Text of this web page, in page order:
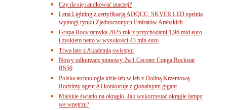
Czy da się randkować inaczej?
Lena Lighting z certyfikacją ADQCC. SKVER LED spełnia
wymogi rynku Zjednoczonych Emiratów Arabskich
Grupa Roca zamyka 2025 rok z przychodami 1,96 mld euro
i zyskiem netto w wysokości 43 mln euro
Trwa lato z Akademią swisspor
Nowy odkurzacz pionowy 2w1 Cecotec Conga Rockstar
RS50
Polska technologia idzie łeb w łeb z Doliną Krzemową.
Rodzimy agent AI konkuruje z globalnymi gigant
Miękkie światło na okrągło. Jak wykorzystać okrągłe lampy
we wnętrzu?